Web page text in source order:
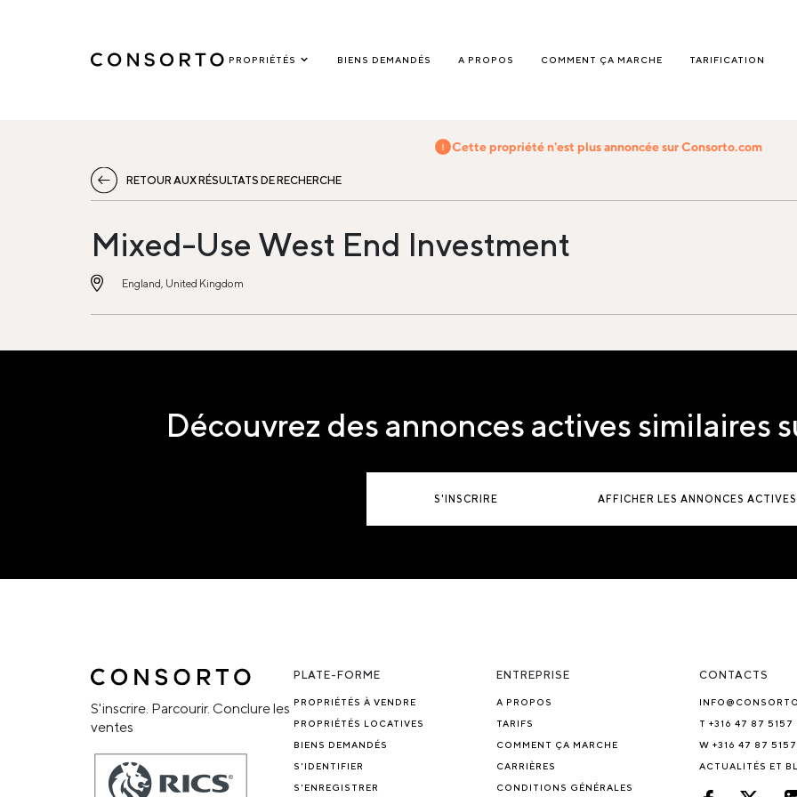
PROPRIÉTÉS BIENS DEMANDÉS A PROPOS COMMENT ÇA MARCHE TARIFICATION
Cette propriété n'est plus annoncée sur Consorto.com
RETOUR AUX RÉSULTATS DE RECHERCHE
Mixed-Use West End Investment
England, United Kingdom
Découvrez des annonces actives similaires
S'INSCRIRE AFFICHER LES ANNONCES ACTIVES
S'inscrire. Parcourir. Conclure les
ventes
PLATE-FORME
PROPRIÉTÉS À VENDRE
PROPRIÉTÉS LOCATIVES
BIENS DEMANDÉS
S'IDENTIFIER
S'ENREGISTRER
ENTREPRISE
A PROPOS
TARIFS
COMMENT ÇA MARCHE
CARRIÈRES
CONDITIONS GÉNÉRALES
CONTACTS
T +316 47 87 5157
W +316 47 87 5157
ACTUALITÉS ET